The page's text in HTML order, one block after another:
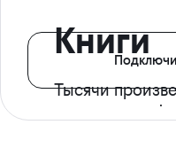
Книги
Тысячи
с доступом